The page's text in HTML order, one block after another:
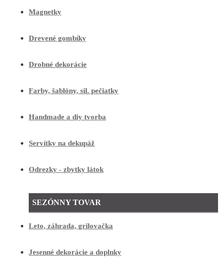
Magnetky
Drevené gombíky
Drobné dekorácie
Farby, šablóny, sil. pečiatky
Handmade a diy tvorba
Servítky na dekupáž
Odrezky - zbytky látok
SEZÓNNY TOVAR
Leto, záhrada, grilovačka
Jesenné dekorácie a doplnky